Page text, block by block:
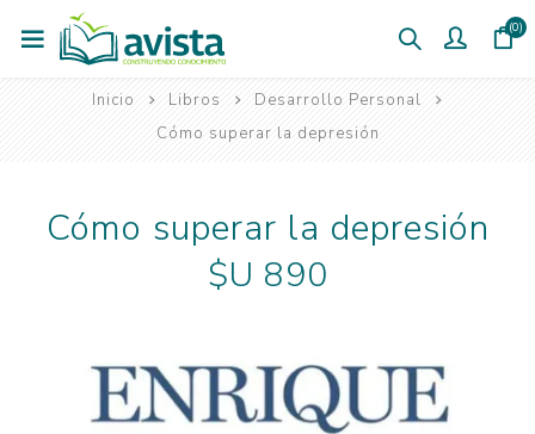
(0)
Inicio Libros
Desarrollo Personal
Cómo superar la depresión
Cómo superar la depresión
$U 890